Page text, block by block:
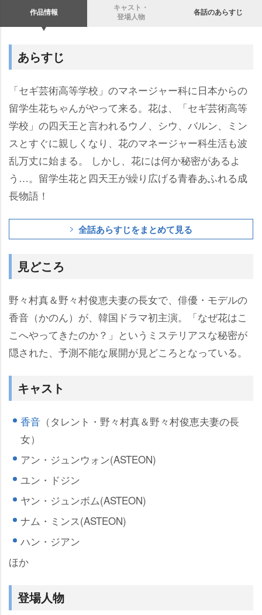
作品情報
キャスト・
登場人物
各話のあらすじ
あらすじ
「セギ芸術高等学校」のマネージャー科に日本からの
留学生花ちゃんがやって来る。花は、「セギ芸術高等
学校」の四天王と言われるウノ、シウ、バルン、ミン
スとすぐに親しくなり、花のマネージャー科生活も波
乱万丈に始まる。 しかし、花には何か秘密があるよ
う…。留学生花と四天王が繰り広げる青春あふれる成
長物語！
全話あらすじをまとめて見る
見どころ
野々村真＆野々村俊恵夫妻の長女で、俳優・モデルの
香音（かのん）が、韓国ドラマ初主演。「なぜ花はこ
こへやってきたのか？」というミステリアスな秘密が
隠された、予測不能な展開が見どころとなっている。
キャスト
香音 （タレント・野々村真＆野々村俊恵夫妻の長
女）
アン・ジュンウォン(ASTEON)
ユン・ドジン
ヤン・ジュンボム(ASTEON)
ナム・ミンス(ASTEON)
ハン・ジアン
ほか
登場人物